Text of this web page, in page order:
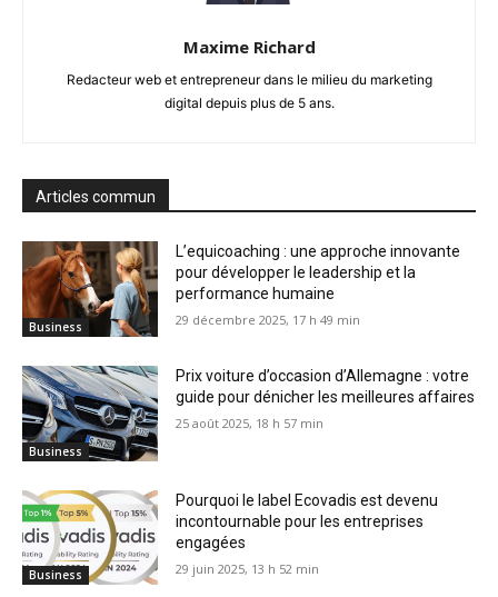
Maxime Richard
Redacteur web et entrepreneur dans le milieu du marketing
digital depuis plus de 5 ans.
Articles commun
Business
L’equicoaching : une approche innovante
pour développer le leadership et la
performance humaine
29 décembre 2025, 17 h 49 min
Business
Prix voiture d’occasion d’Allemagne : votre
guide pour dénicher les meilleures affaires
25 août 2025, 18 h 57 min
Business
Pourquoi le label Ecovadis est devenu
incontournable pour les entreprises
engagées
29 juin 2025, 13 h 52 min